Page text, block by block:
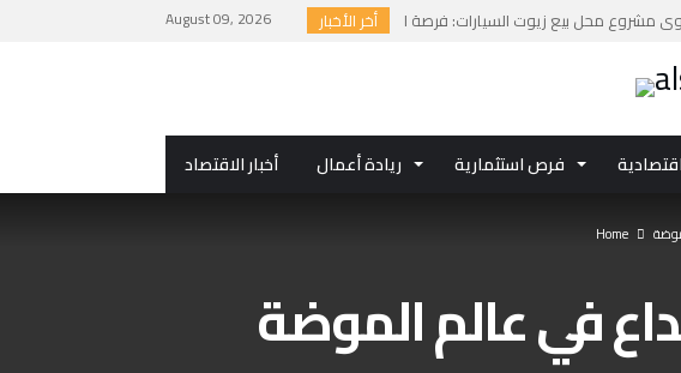
August 09, 2026 أخر الأخبار
أخبار الاقتصاد ريادة أعمال فرص استثمارية
Home
في عالم الموضة